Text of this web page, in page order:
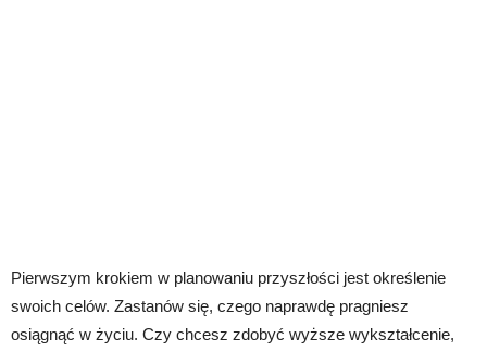
Pierwszym krokiem w planowaniu przyszłości jest określenie
swoich celów. Zastanów się, czego naprawdę pragniesz
osiągnąć w życiu. Czy chcesz zdobyć wyższe wykształcenie,